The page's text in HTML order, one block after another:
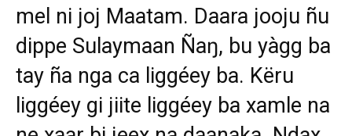
mel ni joj Maatam. Daara jooju ñu
dippe Sulaymaan Ñaŋ, bu yàgg ba
tay ña nga ca liggéey ba. Këru
liggéey gi jiite liggéey ba xamle na